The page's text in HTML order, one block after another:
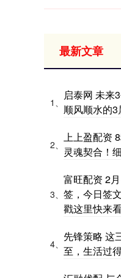
最新文章
1、
启泰网 未来
顺风顺水的3
2、
上上盈配资
灵魂契合！
3、
富旺配资 2
签，今日签
戳这里快来
4、
先锋策略 这
至，生活过